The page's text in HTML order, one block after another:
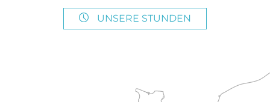
UNSERE STUNDEN